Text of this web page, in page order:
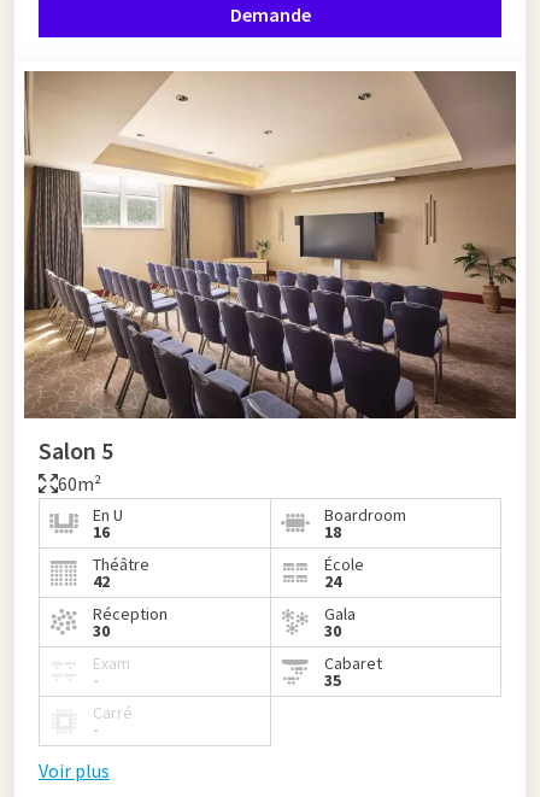
Demande
Salon 5
60m²
En U
16
Boardroom
18
Théâtre
42
École
24
Réception
30
Gala
30
Exam
-
Cabaret
35
Carré
-
Voir plus